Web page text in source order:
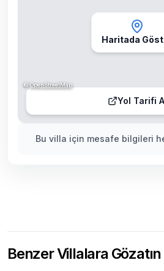
Bu villa için mesafe bilgileri
Haritada
Yol Tarifi
©OpenStreetMap
Benzer Villalara Gözatın